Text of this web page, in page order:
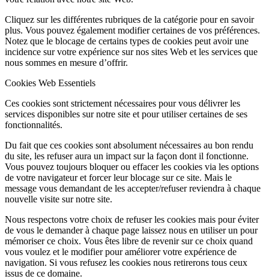
Cliquez sur les différentes rubriques de la catégorie pour en savoir
plus. Vous pouvez également modifier certaines de vos préférences.
Notez que le blocage de certains types de cookies peut avoir une
incidence sur votre expérience sur nos sites Web et les services que
nous sommes en mesure d’offrir.
Cookies Web Essentiels
Ces cookies sont strictement nécessaires pour vous délivrer les
services disponibles sur notre site et pour utiliser certaines de ses
fonctionnalités.
Du fait que ces cookies sont absolument nécessaires au bon rendu
du site, les refuser aura un impact sur la façon dont il fonctionne.
Vous pouvez toujours bloquer ou effacer les cookies via les options
de votre navigateur et forcer leur blocage sur ce site. Mais le
message vous demandant de les accepter/refuser reviendra à chaque
nouvelle visite sur notre site.
Nous respectons votre choix de refuser les cookies mais pour éviter
de vous le demander à chaque page laissez nous en utiliser un pour
mémoriser ce choix. Vous êtes libre de revenir sur ce choix quand
vous voulez et le modifier pour améliorer votre expérience de
navigation. Si vous refusez les cookies nous retirerons tous ceux
issus de ce domaine.